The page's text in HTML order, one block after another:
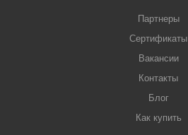
Партнеры
Сертификаты
Вакансии
Контакты
Блог
Как купить